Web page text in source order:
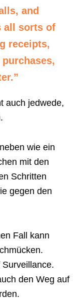
and
all sorts of
receipts,
auch jedwede,
wie ein
mit den
Schritten
gegen den
Fall kann
den Weg auf